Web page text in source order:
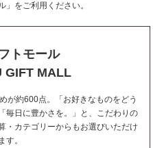
」をご利用ください。
トモール
GIFT MALL
が約600点。「お好きなものをどう
毎日に豊かさを。」と、こだわりの
・カテゴリーからもお選びいただけ
ます。